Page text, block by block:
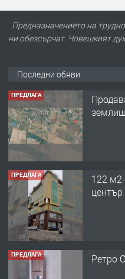
Предназначението на
ни обезсърчат. Човешкият
Последни обяви
ПРЕДЛАГА
ПРЕДЛАГА
122
ПРЕДЛАГА Ретро